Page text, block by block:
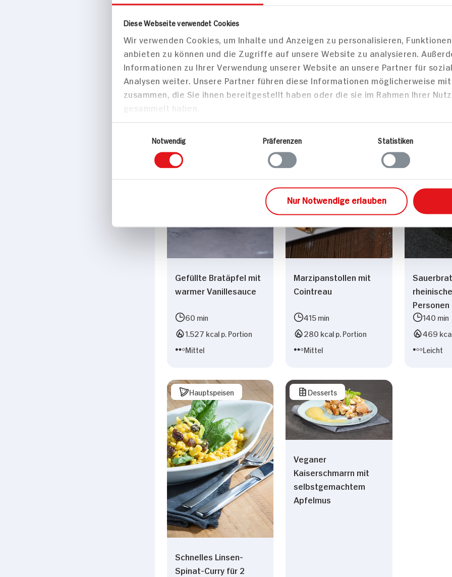
Diese Webseite verwendet Cookies
Wir verwenden Cookies, um Inhalte und Anzeigen zu personalisieren,
anbieten zu können und die Zugriffe auf unsere Website zu analysieren.
Informationen zu Ihrer Verwendung unserer Website an unsere Partner für
Analysen weiter. Unsere Partner führen diese Informationen möglicherweise
zusammen, die Sie ihnen bereitgestellt haben oder die sie im Rahmen Ihrer
gesammelt haben.
Notwendig
Präferenzen Statistiken
Nur Notwendige erlauben
Banane und Erdnuss-
Curry für 2 Personen
35 min
825 kcal p. Portion
Mittel
505 kcal p. Portion
Leicht
Vegetarisch
315
Leicht
Gefüllte Bratäpfel mit
warmer Vanillesauce
60 min
1.527 kcal p. Portion
Mittel
Marzipanstollen mit
Cointreau
415 min
280 kcal p. Portion
Mittel
Personen
140 min
469
Leicht
Hauptspeisen
Schnelles Linsen-
Spinat-Curry für 2
Desserts
Veganer
Kaiserschmarrn mit
selbstgemachtem
Apfelmus